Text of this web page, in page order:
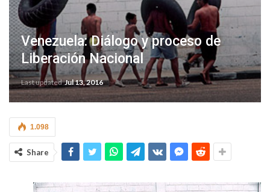
Venezuela: Diálogo y proceso de
Liberación Nacional
Last updatedJul 13, 2016
1.098
Share